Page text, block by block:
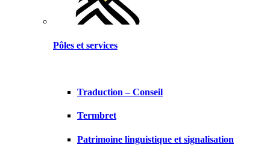
Pôles et services
Traduction – Conseil
Termbret
Patrimoine linguistique et signalisation